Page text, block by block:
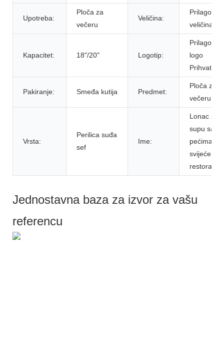
Upotreba:
Ploča za
večeru
Veličina:
veličina
Kapacitet: 18"/20" Logotip:
logo
Prihvatljiv
Pakiranje: Smeđa kutija Predmet:
Ploča za
večeru
Vrsta:
Perilica suđa
sef
Ime:
Lonac za
supu sa
pećima za
svijeće za
restoran
Jednostavna baza za izvor za vašu
referencu